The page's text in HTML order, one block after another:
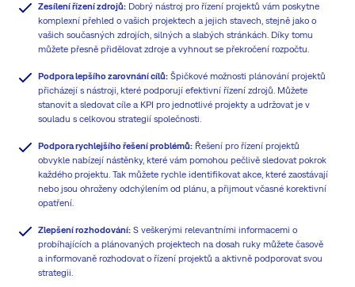
Zesílení řízení zdrojů: Dobrý nástroj pro řízení projektů vám poskytne
komplexní přehled o vašich projektech a jejich stavech, stejně jako o
vašich současných zdrojích, silných a slabých stránkách. Díky tomu
můžete přesně přidělovat zdroje a vyhnout se překročení rozpočtu.
Podpora lepšího zarovnání cílů: Špičkové možnosti plánování projektů
přicházejí s nástroji, které podporují efektivní řízení zdrojů. Můžete
stanovit a sledovat cíle a KPI pro jednotlivé projekty a udržovat je v
souladu s celkovou strategií společnosti.
Podpora rychlejšího řešení problémů: Řešení pro řízení projektů
obvykle nabízejí nástěnky, které vám pomohou pečlivě sledovat pokrok
každého projektu. Tak můžete rychle identifikovat akce, které zaostávají
nebo jsou ohroženy odchýlením od plánu, a přijmout včasné korektivní
opatření.
Zlepšení rozhodování: S veškerými relevantními informacemi o
probíhajících a plánovaných projektech na dosah ruky můžete časově
a informovaně rozhodovat o řízení projektů a aktivně podporovat svou
strategii.